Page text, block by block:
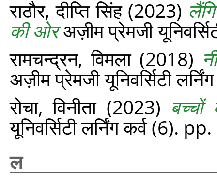
राठौर, दीप्ति सिंह(2023)
की ओरअज़ीम प्रेमजी
रामचन्द्रन, विमला(2018)
अज़ीम प्रेमजी यूनिवर्सिटी
रोचा, विनीता(2023)
यूनिवर्सिटी लर्निंग कर्व (6).
ल